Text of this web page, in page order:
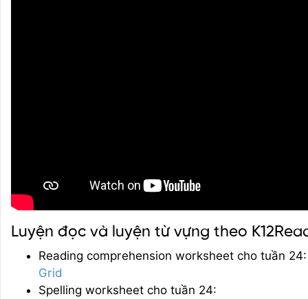
Luyện đọc và luyện từ vựng theo
Reading comprehension worksheet cho tuần
Grid
Spelling worksheet cho tuần 24: